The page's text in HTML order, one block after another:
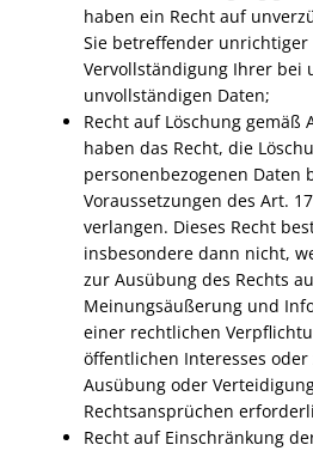
haben ein Recht auf
Sie betreffender
Vervollständigung Ihrer bei
unvollständigen Daten;
Recht auf Löschung gemäß
haben das Recht, die
personenbezogenen Daten
Voraussetzungen des Art.
verlangen. Dieses Recht
insbesondere dann nicht,
zur Ausübung des Rechts
Meinungsäußerung und
einer rechtlichen
öffentlichen Interesses
Ausübung oder
Rechtsansprüchen
Recht auf Einschränkung